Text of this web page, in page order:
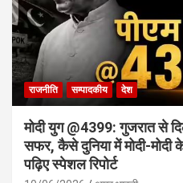
राजनीति सम्पादकीय देश
मोदी युग @4399: गुजरात से
सफर, कैसे दुनिया में मोदी-मोदी
पढ़िए स्पेशल रिपोर्ट